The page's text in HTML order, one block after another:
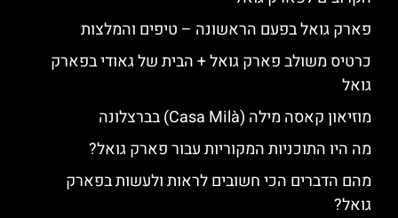
פארק גואל בפעם הראשונה – טיפים והמלצות
כרטיס משולב פארק גואל + הבית של גאודי בפארק
גואל
מוזיאון קאסה מילה (Casa Milà) בברצלונה
מה היו התוכניות המקוריות עבור פארק גואל?
מהם הדברים הכי חשובים לראות ולעשות בפארק
גואל?